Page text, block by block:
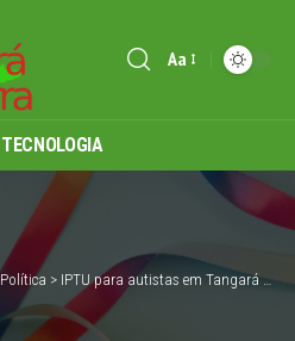
Aa
TECNOLOGIA
Política > IPTU para autistas em Tangará da Serra: decisão do TJ expõe limites legais e reacende debate sobre políticas inclusivas